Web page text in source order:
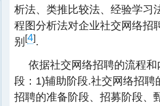
析法、类推比较法、经验学习
程图分析法对企业社交网络招
别 [4].
依据社交网络招聘的流程
段：1)辅助阶段.社交网络招
招聘的准备阶段、招募阶段、